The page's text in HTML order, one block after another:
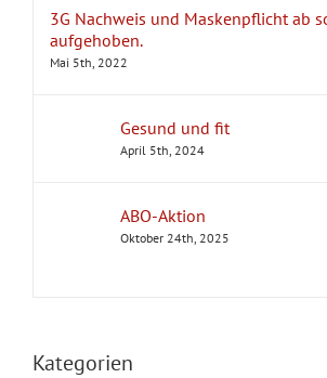
3G Nachweis und Maskenpflicht ab
aufgehoben.
Mai 5th, 2022
Gesund und fit
April 5th, 2024
ABO-Aktion
Oktober 24th, 2025
Kategorien